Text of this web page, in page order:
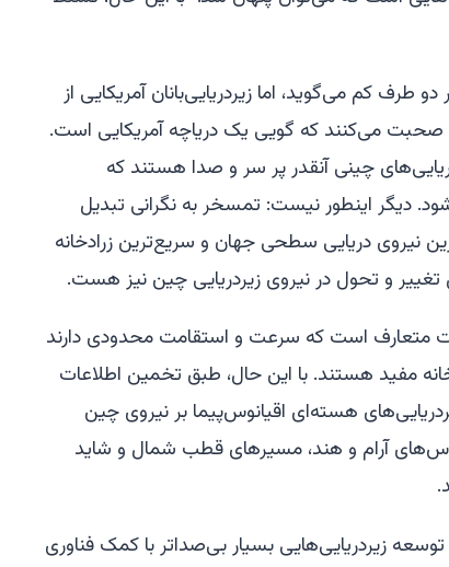
کم می‌گوید، اما زیردریایی‌بانان آمریکایی از
صحبت می‌کنند که گویی یک دریاچه آمریکایی است.
چینی آنقدر پر سر و صدا هستند که
دیگر اینطور نیست: تمسخر به نگرانی تبدیل
نیروی دریایی سطحی جهان و سریع‌ترین زرادخانه
و تحول در نیروی زیردریایی چین نیز هست.
متعارف است که سرعت و استقامت محدودی دارند
مفید هستند. با این حال، طبق تخمین اطلاعات
هسته‌ای اقیانوس‌پیما بر نیروی چین
آرام و هند، مسیرهای قطب شمال و شاید
زیردریایی‌هایی بسیار بی‌صداتر با کمک فناوری